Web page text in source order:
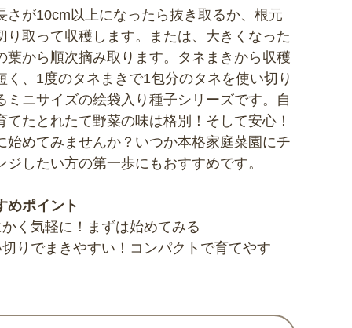
さが10cm以上になったら抜き取るか、根元
り取って収穫します。または、大きくなった
葉から順次摘み取ります。タネまきから収穫
く、1度のタネまきで1包分のタネを使い切り
ミニサイズの絵袋入り種子シリーズです。自
てたとれたて野菜の味は格別！そして安心！
始めてみませんか？いつか本格家庭菜園にチ
ジしたい方の第一歩にもおすすめです。
めポイント
く気軽に！まずは始めてみる
りでまきやすい！コンパクトで育てやす